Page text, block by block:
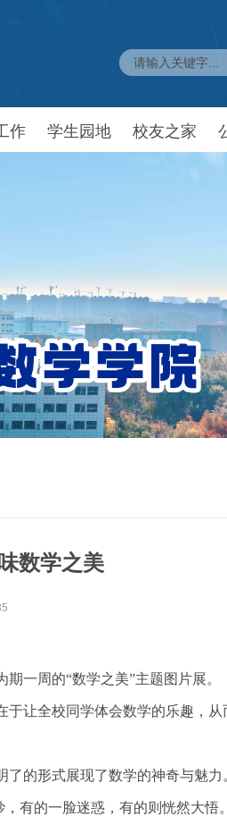
作 学生园地 校友之家
数学之美
一周的“数学之美”主题图片展。
让全校同学体会数学的乐趣，从
了的形式展现了数学的神奇与魅力
有的一脸迷惑，有的则恍然大悟